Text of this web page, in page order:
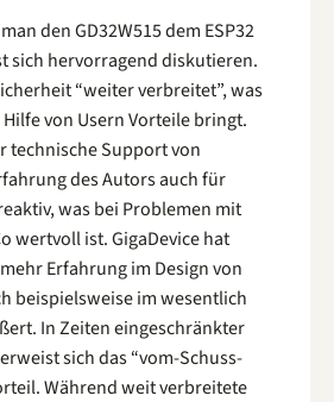
den GD32W515 dem ESP32
sich hervorragend diskutieren.
“weiter verbreitet”, was
von Usern Vorteile bringt.
technische Support von
des Autors auch für
was bei Problemen mit
wertvoll ist. GigaDevice hat
Erfahrung im Design von
beispielsweise im wesentlich
In Zeiten eingeschränkter
sich das “vom-Schuss-
Während weit verbreitete